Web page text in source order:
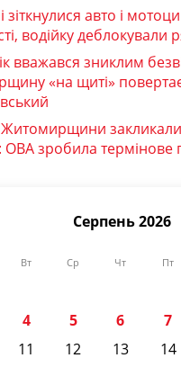
зіткнулися авто і
водійку деблокували
вважався зниклим
«на щиті»
закликали
ОВА зробила
Серпень 2026
Вт Ср Чт Пт
4 5 6 7
11 12 13 14